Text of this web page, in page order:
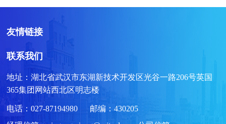
友情链接
联系我们
地址：湖北省武汉市东湖新技术开发区光谷一路206号英国
365集团网站西北区明志楼
电话：027-87194980 邮编：430205